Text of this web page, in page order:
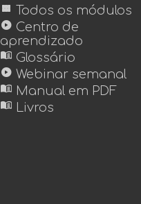
view_module Todos os módulos
play_circle Centro de
aprendizado
menu_book Glossário
play_circle Webinar semanal
menu_book Manual em PDF
menu_book Livros